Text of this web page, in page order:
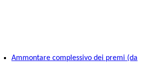
Ammontare complessivo dei premi (da